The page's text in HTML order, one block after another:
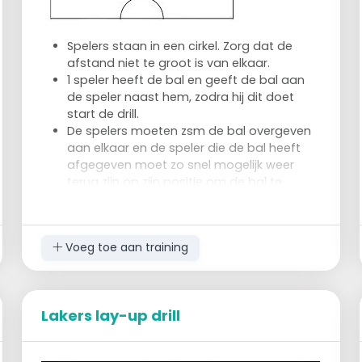
Spelers staan in een cirkel. Zorg dat de
afstand niet te groot is van elkaar.
1 speler heeft de bal en geeft de bal aan
de speler naast hem, zodra hij dit doet
start de drill.
De spelers moeten zsm de bal overgeven
aan elkaar en de speler die de bal heeft
afgegeven moet zo snel mogelijk weer
terug zijn op zijn positie om de bal te
afgegeven start zijn ronde.
Voeg toe aan training
Lakers lay-up drill